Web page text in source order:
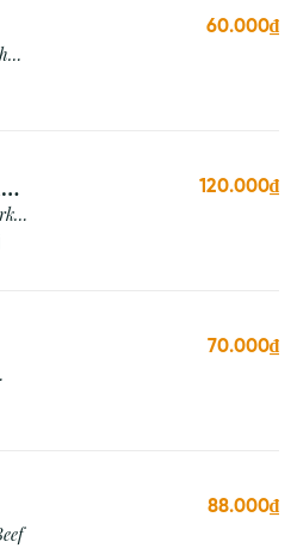
60.000₫
120.000₫
70.000₫
88.000₫